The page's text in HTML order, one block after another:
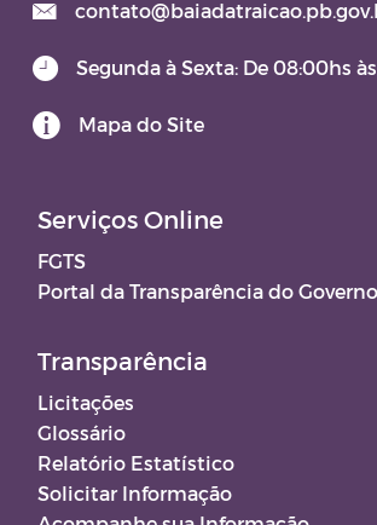
Segunda à Sexta: De 08:00hs
Mapa do Site
Serviços Online
FGTS
Portal da Transparência do
Transparência
Licitações
Glossário
Relatório Estatístico
Solicitar Informação